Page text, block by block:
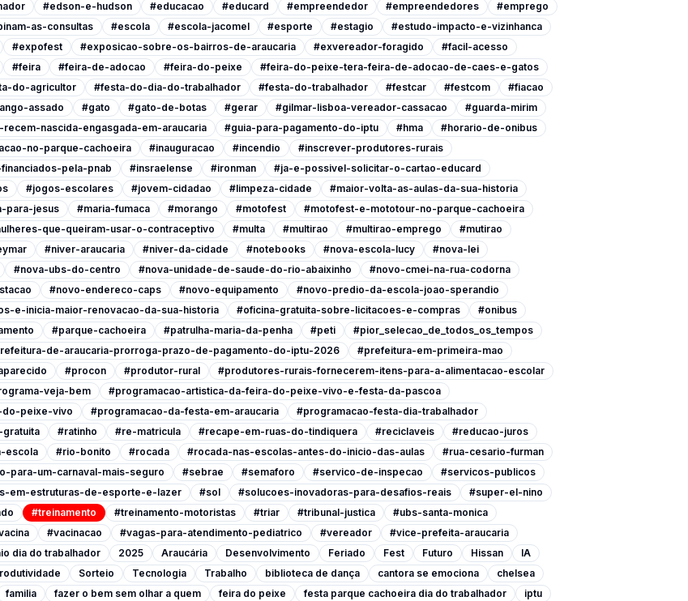
#edson-e-hudson #educacao #educard #empreendedor #empreendedores
#emprego
as-consultas #escola #escola-jacomel #esporte #estagio
#estudo-impacto-e-vizinhanca
#expofest #exposicao-sobre-os-bairros-de-araucaria #exvereador-foragido
#facil-acesso
#feira #feira-de-adocao #feira-do-peixe
#feira-do-peixe-tera-feira-de-adocao-de-caes-e-gatos
do-agricultor #festa-do-dia-do-trabalhador #festa-do-trabalhador #festcar #festcom
#fiacao
assado #gato #gato-de-botas #gerar #gilmar-lisboa-vereador-cassacao
#guarda-mirim
nascida-engasgada-em-araucaria #guia-para-pagamento-do-iptu #hma
#horario-de-onibus
no-parque-cachoeira #inauguracao #incendio
#inscrever-produtores-rurais
pela-pnab
#insraelense #ironman
#ja-e-possivel-solicitar-o-cartao-educard
#jogos-escolares #jovem-cidadao #limpeza-cidade
#maior-volta-as-aulas-da-sua-historia
para-jesus #maria-fumaca #morango #motofest
#motofest-e-mototour-no-parque-cachoeira
que-queiram-usar-o-contraceptivo #multa #multirao #multirao-emprego
#mutirao
#niver-araucaria #niver-da-cidade #notebooks #nova-escola-lucy
#nova-lei
#nova-ubs-do-centro #nova-unidade-de-saude-do-rio-abaixinho
#novo-cmei-na-rua-codorna
#novo-endereco-caps #novo-equipamento
#novo-predio-da-escola-joao-sperandio
e-inicia-maior-renovacao-da-sua-historia #oficina-gratuita-sobre-licitacoes-e-compras
#onibus
#parque-cachoeira #patrulha-maria-da-penha #peti
#pior_selecao_de_todos_os_tempos
de-araucaria-prorroga-prazo-de-pagamento-do-iptu-2026
#prefeitura-em-primeira-mao
#procon #produtor-rural
#produtores-rurais-fornecerem-itens-para-a-alimentacao-escolar
veja-bem
#programacao-artistica-da-feira-do-peixe-vivo-e-festa-da-pascoa
peixe-vivo
#programacao-da-festa-em-araucaria
#programacao-festa-dia-trabalhador
#ratinho #re-matricula #recape-em-ruas-do-tindiquera #reciclaveis
#reducao-juros
escola #rio-bonito #rocada #rocada-nas-escolas-antes-do-inicio-das-aulas
#rua-cesario-furman
para-um-carnaval-mais-seguro #sebrae #semaforo #servico-de-inspecao
#servicos-publicos
em-estruturas-de-esporte-e-lazer #sol #solucoes-inovadoras-para-desafios-reais
#super-el-nino
#treinamento #treinamento-motoristas #triar #tribunal-justica
#ubs-santa-monica
#vacinacao #vagas-para-atendimento-pediatrico #vereador
#vice-prefeita-araucaria
dia do trabalhador 2025 Araucária Desenvolvimento Feriado Fest Futuro Hissan
IA
Sorteio Tecnologia Trabalho biblioteca de dança cantora se emociona
chelsea
familia fazer o bem sem olhar a quem feira do peixe festa parque cachoeira dia do trabalhador
iptu